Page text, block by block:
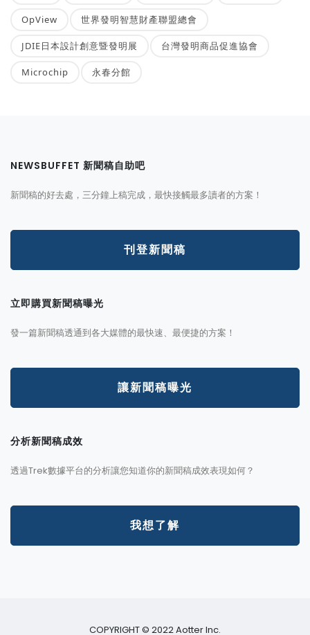
OpView 世界發明智慧財產聯盟總會
JDIE日本設計創意暨發明展 台灣發明商品促進協會
Microchip 永春分館
NEWSBUFFET 新聞稿自助吧
新聞稿的好去處，三分鐘上稿完成，最快接觸最多讀者的方案！
刊登新聞稿
立即購買新聞稿曝光
發一篇新聞稿透通到各大媒體的最快速、最便捷的方案！
讓新聞稿曝光
分析新聞稿成效
透過Trek數據平台的分析讓您知道你的新聞稿成效表現如何？
我想了解
COPYRIGHT © 2022 Aotter Inc.